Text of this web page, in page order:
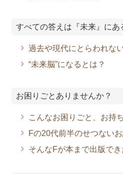
すべての答えは『未来』にあ
過去や現代にとらわれない
“未来脳”になるとは？
お困りごとありませんか？
こんなお困りごと、お持
Fの20代前半のせつない
そんなFが本まで出版でき